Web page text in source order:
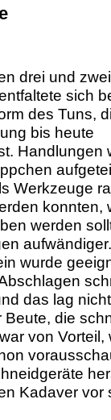
drei und
sich
des Tuns,
bis heute
Handlungen
Werkzeuge
konnten,
werden
wurde
das lag
die
von Vorteil,
Kadaver vor